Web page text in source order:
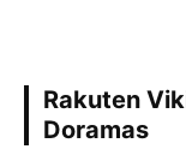
Rakuten
Doramas